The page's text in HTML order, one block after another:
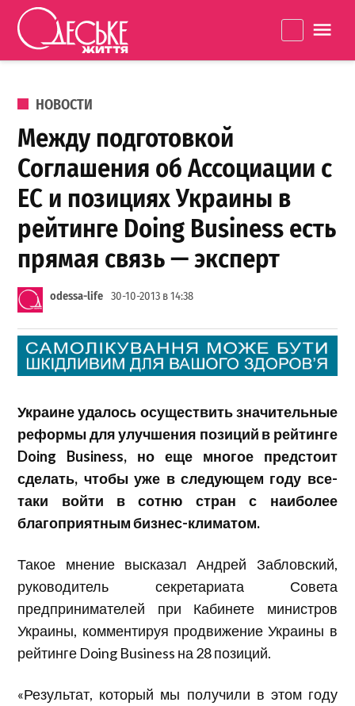
Перейти к содержанию
життя
ОПУБЛИКОВАНО В
НОВОСТИ
Между подготовкой
Соглашения об Ассоциации с
ЕС и позициях Украины в
рейтинге Doing Business есть
прямая связь — эксперт
odessa-life 30-10-2013 в 14:38
Украине удалось осуществить значительные
реформы для улучшения позиций в рейтинге
Doing Business, но еще многое предстоит
сделать, чтобы уже в следующем году все-
таки войти в сотню стран с наиболее
благоприятным бизнес-климатом.
Такое мнение высказал Андрей Забловский,
руководитель секретариата Совета
предпринимателей при Кабинете министров
Украины, комментируя продвижение Украины в
рейтинге Doing Business на 28 позиций.
«Результат, который мы получили в этом году